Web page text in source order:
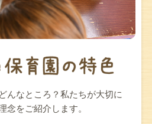
んなところ？私たちが大切に
念をご紹介します。